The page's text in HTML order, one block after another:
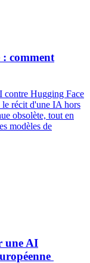
comment
contre Hugging Face
récit d'une IA hors
obsolète, tout en
modèles de
une AI